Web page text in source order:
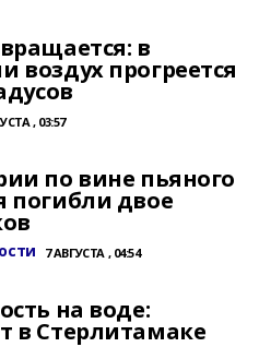
в
воздух прогреется
, 03:57
по вине пьяного
погибли двое
7 АВГУСТА , 04:54
на воде:
в Стерлитамаке